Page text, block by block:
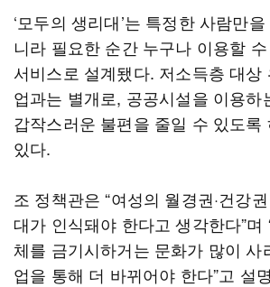
‘모두의 생리대’는 특정한 사람만
니라 필요한 순간 누구나 이용할
서비스로 설계됐다. 저소득층 대상
업과는 별개로, 공공시설을 이용하
갑작스러운 불편을 줄일 수 있도록
있다.
조 정책관은 “여성의 월경권·건강
대가 인식돼야 한다고 생각한다”며
체를 금기시하거는 문화가 많이 사
업을 통해 더 바뀌어야 한다”고 설